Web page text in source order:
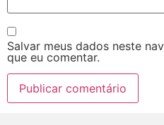
Salvar meus dados neste
que eu comentar.